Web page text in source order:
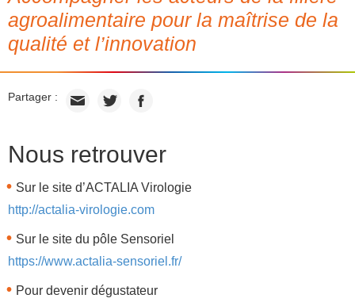
agroalimentaire pour la maîtrise de la
qualité et l’innovation
Partager :
Nous retrouver
Sur le site d’ACTALIA Virologie
http://actalia-virologie.com
Sur le site du pôle Sensoriel
https://www.actalia-sensoriel.fr/
Pour devenir dégustateur